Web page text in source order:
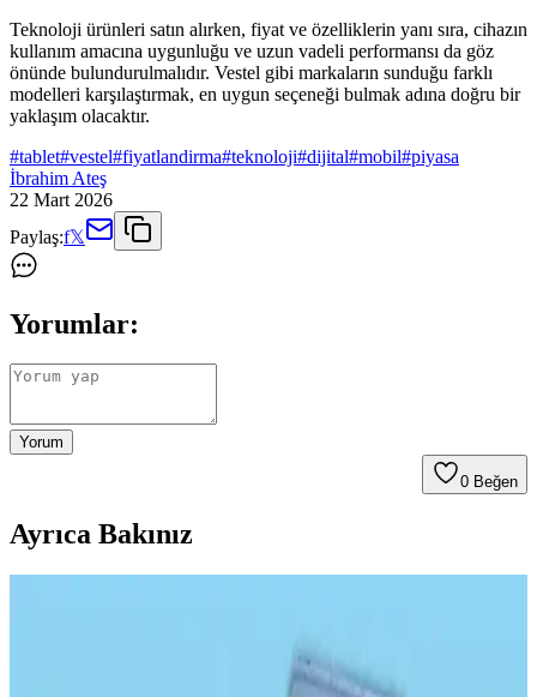
Teknoloji ürünleri satın alırken, fiyat ve özelliklerin yanı sıra, cihazın
kullanım amacına uygunluğu ve uzun vadeli performansı da göz
önünde bulundurulmalıdır. Vestel gibi markaların sunduğu farklı
modelleri karşılaştırmak, en uygun seçeneği bulmak adına doğru bir
yaklaşım olacaktır.
#tablet#vestel#fiyatlandirma#teknoloji#dijital#mobil#piyasa
İbrahim Ateş
22 Mart 2026
Paylaş:f𝕏
Yorumlar:
Yorum
0 Beğen
Ayrıca Bakınız